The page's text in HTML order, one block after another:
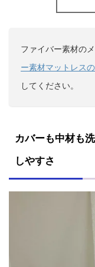
ファイバー素材の
ー素材マットレス
してください。
カバーも中材も
しやすさ